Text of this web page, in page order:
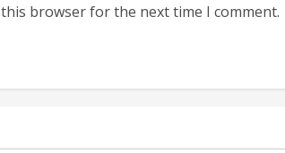
browser for the next time I comment.